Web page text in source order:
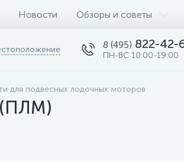
Новости Обзоры и советы
8 (495) 822-42-
ПН-ВС 10:00-19:00
для подвесных лодочных моторов
(ПЛМ)